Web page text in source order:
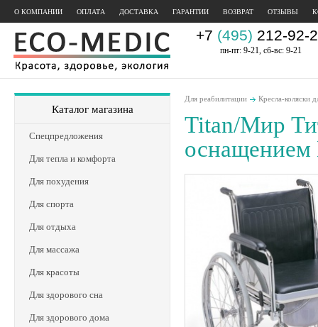
О КОМПАНИИ ОПЛАТА ДОСТАВКА ГАРАНТИИ ВОЗВРАТ ОТЗЫВЫ
+7 (495) 212-92-
пн-пт: 9-21, сб-вс: 9-21
Каталог магазина
Спецпредложения
Для тепла и комфорта
Для похудения
Для спорта
Для отдыха
Для массажа
Для красоты
Для здорового сна
Для здорового дома
Для реабилитации Кресла-коляски
Titan/Мир
оснащением